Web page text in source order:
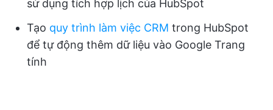
sử dụng tích hợp lịch của HubSpot
Tạo quy trình làm việc CRM trong HubSpot
để tự động thêm dữ liệu vào Google Trang
tính